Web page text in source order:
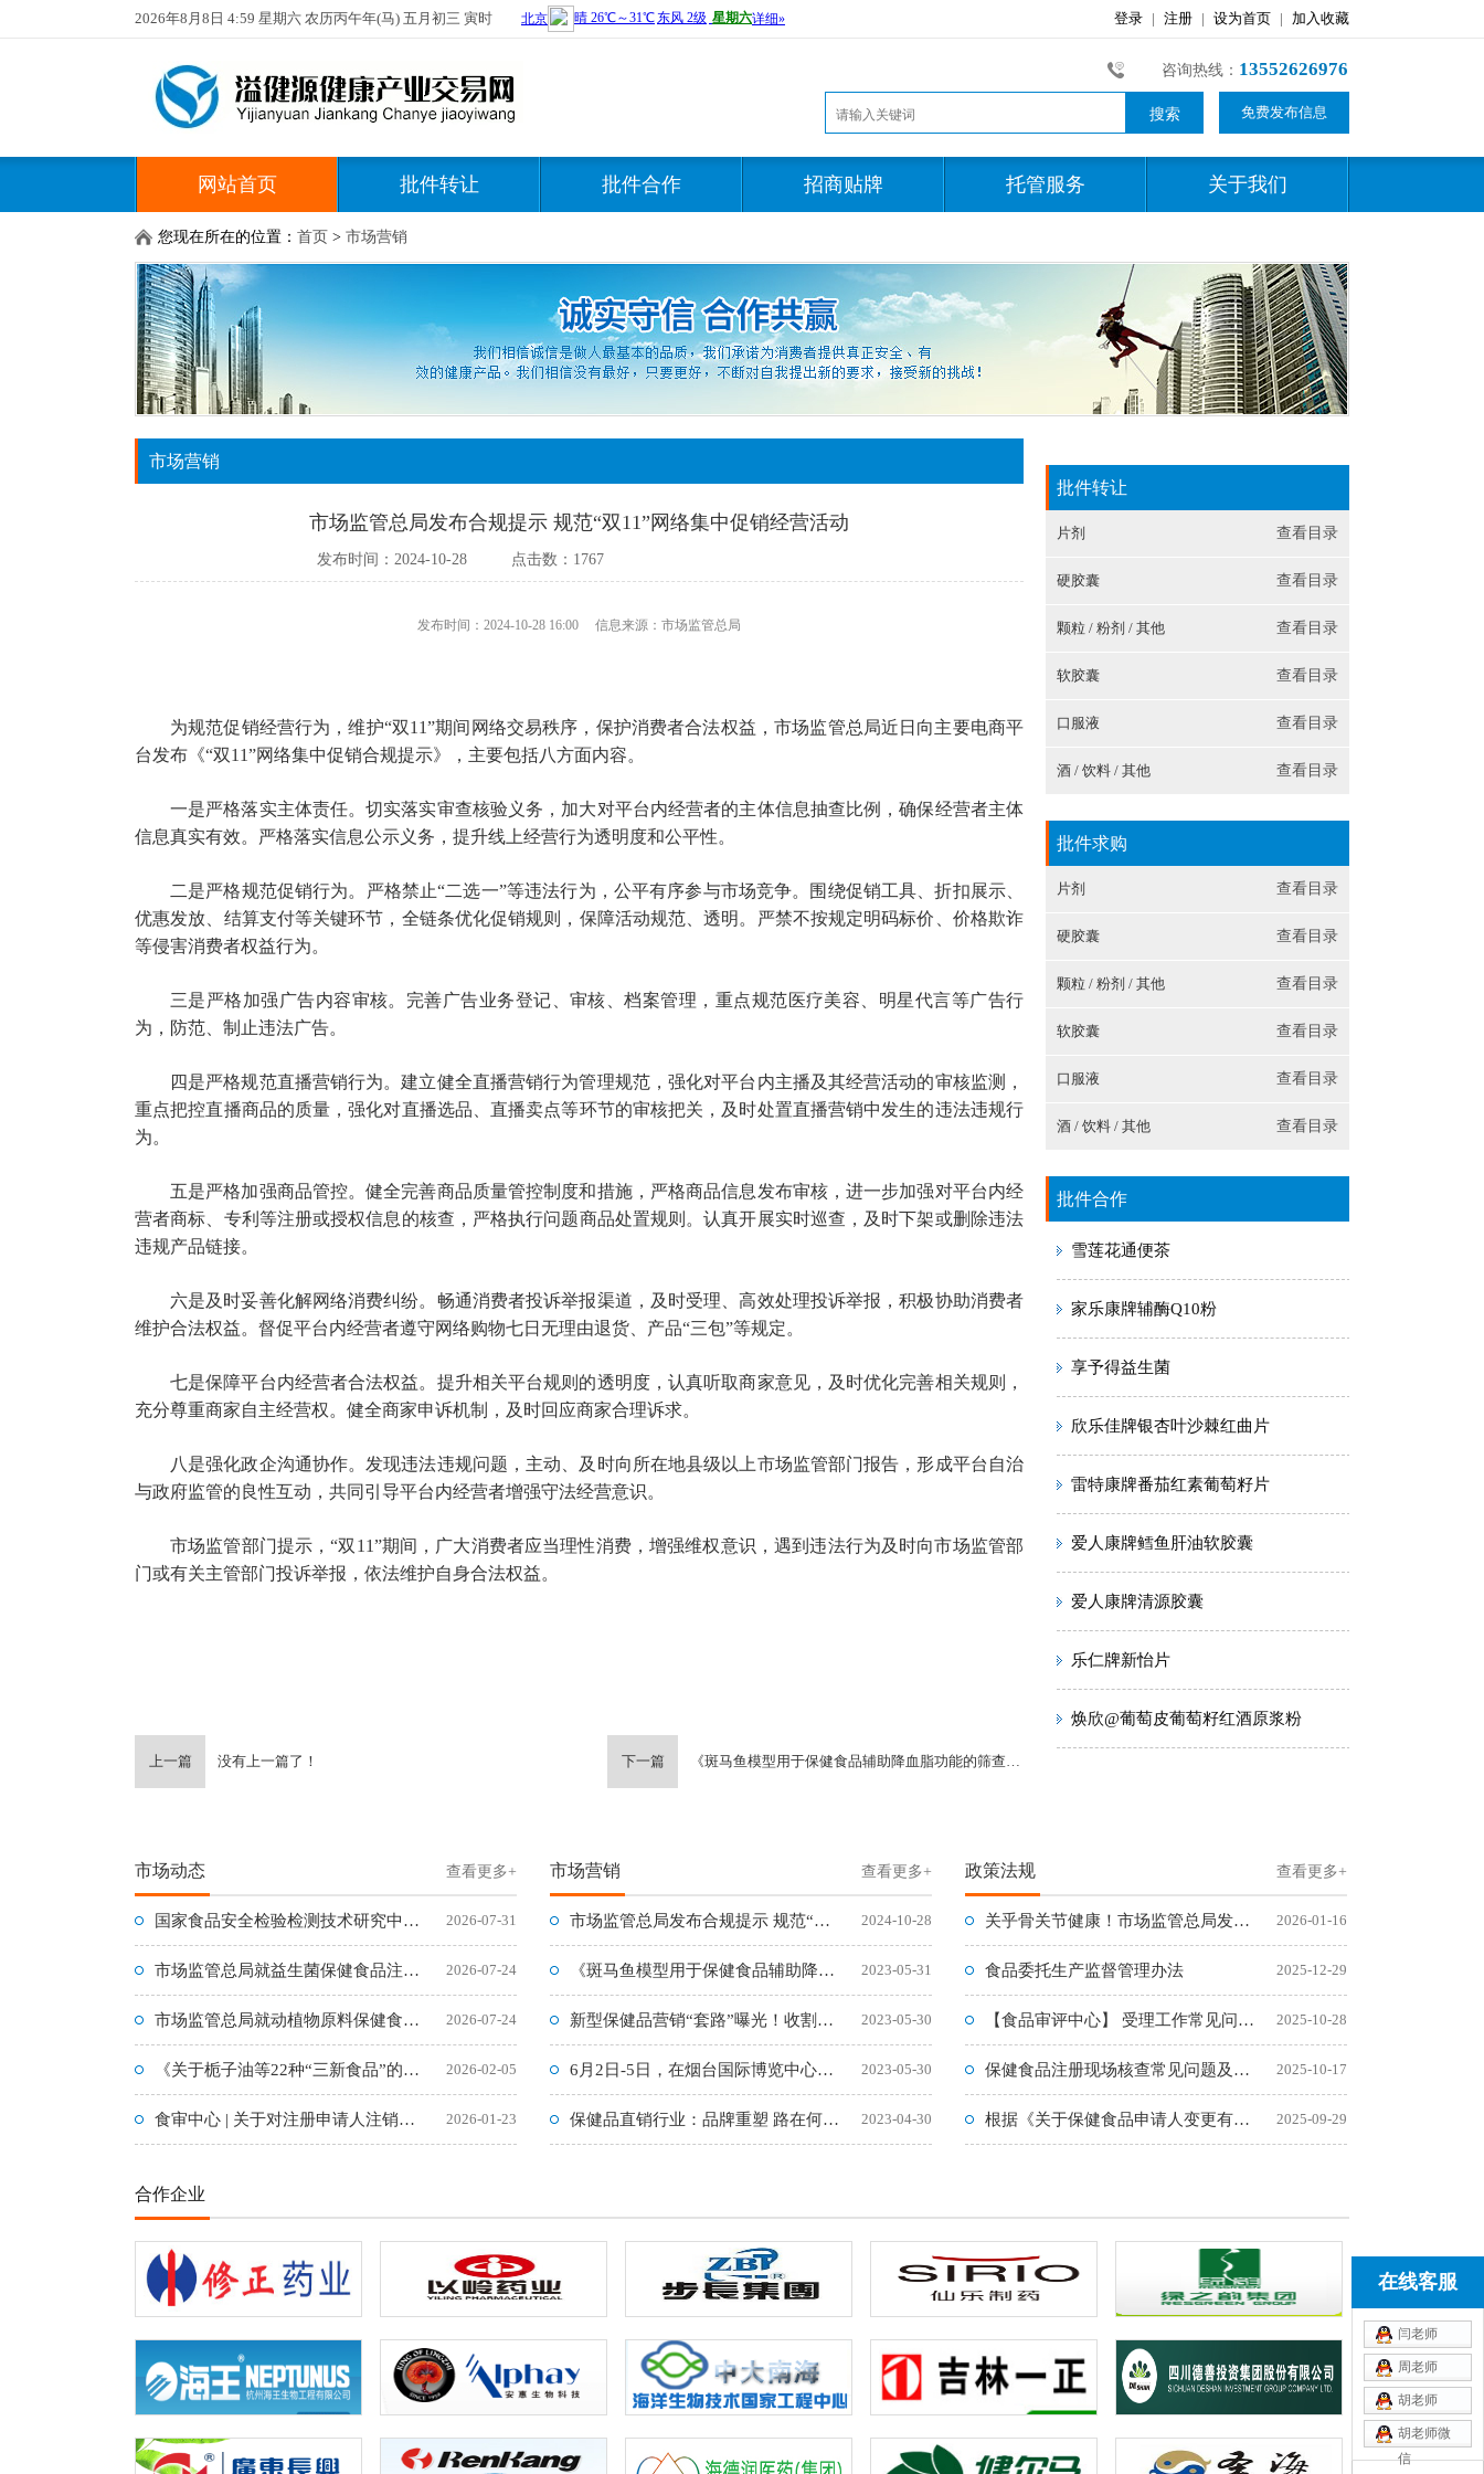
2026年8月8日 4:59 星期六 农历丙午年(马) 五月初三 寅时
咨询热线： 13552626976
免费发布信息
网站首页 批件转让 批件合作 招商贴牌 托管服务 关于我们
您现在所在的位置： 首页 > 市场营销
市场营销
市场监管总局发布合规提示 规范“双11”网络集中促销经营活动
发布时间：2024-10-28 点击数： 1767
发布时间：2024-10-28 16:00 信息来源：市场监管总局
为规范促销经营行为，维护“双11”期间网络交易秩序，保护消费者合法权益，市场监管总局近日向主要电商平
台发布《“双11”网络集中促销合规提示》，主要包括八方面内容。
一是严格落实主体责任。切实落实审查核验义务，加大对平台内经营者的主体信息抽查比例，确保经营者主体
信息真实有效。严格落实信息公示义务，提升线上经营行为透明度和公平性。
二是严格规范促销行为。严格禁止“二选一”等违法行为，公平有序参与市场竞争。围绕促销工具、折扣展示、
优惠发放、结算支付等关键环节，全链条优化促销规则，保障活动规范、透明。严禁不按规定明码标价、价格欺诈
等侵害消费者权益行为。
三是严格加强广告内容审核。完善广告业务登记、审核、档案管理，重点规范医疗美容、明星代言等广告行
为，防范、制止违法广告。
四是严格规范直播营销行为。建立健全直播营销行为管理规范，强化对平台内主播及其经营活动的审核监测，
重点把控直播商品的质量，强化对直播选品、直播卖点等环节的审核把关，及时处置直播营销中发生的违法违规行
为。
五是严格加强商品管控。健全完善商品质量管控制度和措施，严格商品信息发布审核，进一步加强对平台内经
营者商标、专利等注册或授权信息的核查，严格执行问题商品处置规则。认真开展实时巡查，及时下架或删除违法
违规产品链接。
六是及时妥善化解网络消费纠纷。畅通消费者投诉举报渠道，及时受理、高效处理投诉举报，积极协助消费者
维护合法权益。督促平台内经营者遵守网络购物七日无理由退货、产品“三包”等规定。
七是保障平台内经营者合法权益。提升相关平台规则的透明度，认真听取商家意见，及时优化完善相关规则，
充分尊重商家自主经营权。健全商家申诉机制，及时回应商家合理诉求。
八是强化政企沟通协作。发现违法违规问题，主动、及时向所在地县级以上市场监管部门报告，形成平台自治
与政府监管的良性互动，共同引导平台内经营者增强守法经营意识。
市场监管部门提示，“双11”期间，广大消费者应当理性消费，增强维权意识，遇到违法行为及时向市场监管部
门或有关主管部门投诉举报，依法维护自身合法权益。
上一篇 没有上一篇了！ 下一篇 《斑马鱼模型用于保健食品辅助降血脂功能的筛查方法》标准问答
批件转让
片剂 查看目录
硬胶囊 查看目录
颗粒 / 粉剂 / 其他 查看目录
软胶囊 查看目录
口服液 查看目录
酒 / 饮料 / 其他 查看目录
批件求购
片剂 查看目录
硬胶囊 查看目录
颗粒 / 粉剂 / 其他 查看目录
软胶囊 查看目录
口服液 查看目录
酒 / 饮料 / 其他 查看目录
批件合作
雪莲花通便茶
家乐康牌辅酶Q10粉
享予得益生菌
欣乐佳牌银杏叶沙棘红曲片
雷特康牌番茄红素葡萄籽片
爱人康牌鳕鱼肝油软胶囊
爱人康牌清源胶囊
乐仁牌新怡片
焕欣@葡萄皮葡萄籽红酒原浆粉
市场动态 查看更多+
国家食品安全检验检测技术研究中心在京组建成立 2026-07-31
市场监管总局就益生菌保健食品注册备案新规征求意见 2026-07-24
市场监管总局就动植物原料保健食品注册申报新规公开征求意见 2026-07-24
《关于栀子油等22种“三新食品”的公告》（2026年第1号） 2026-02-05
食审中心 | 关于对注册申请人注销的24件保健食品终止行政许 2026-01-23
市场营销 查看更多+
市场监管总局发布合规提示 规范“双11”网络集中促销经营活动 2024-10-28
《斑马鱼模型用于保健食品辅助降血脂功能的筛查方法》标准问答 2023-05-31
新型保健品营销“套路”曝光！收割各阶层群体，特别是年轻人 2023-05-30
6月2日-5日，在烟台国际博览中心举办2023 RCEP区域 2023-05-30
保健品直销行业：品牌重塑 路在何方? 2023-04-30
政策法规 查看更多+
关乎骨关节健康！市场监管总局发布首个保健食品新功能 2026-01-16
食品委托生产监督管理办法 2025-12-29
【食品审评中心】 受理工作常见问题汇总 2025-10-28
保健食品注册现场核查常见问题及解答(一) 2025-10-17
根据《关于保健食品申请人变更有关问题的通知》（国食药监许〔2 2025-09-29
合作企业
在线客服
闫老师
周老师
胡老师
胡老师微
信